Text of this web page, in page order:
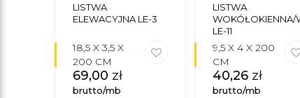
LISTWA
ELEWACYJNA LE-3
18,5 X 3,5 X
200 CM
69,00 zł
brutto/mb
LISTWA
LE-11
9,5 X 4 X 200
CM
40,26 zł
brutto/mb